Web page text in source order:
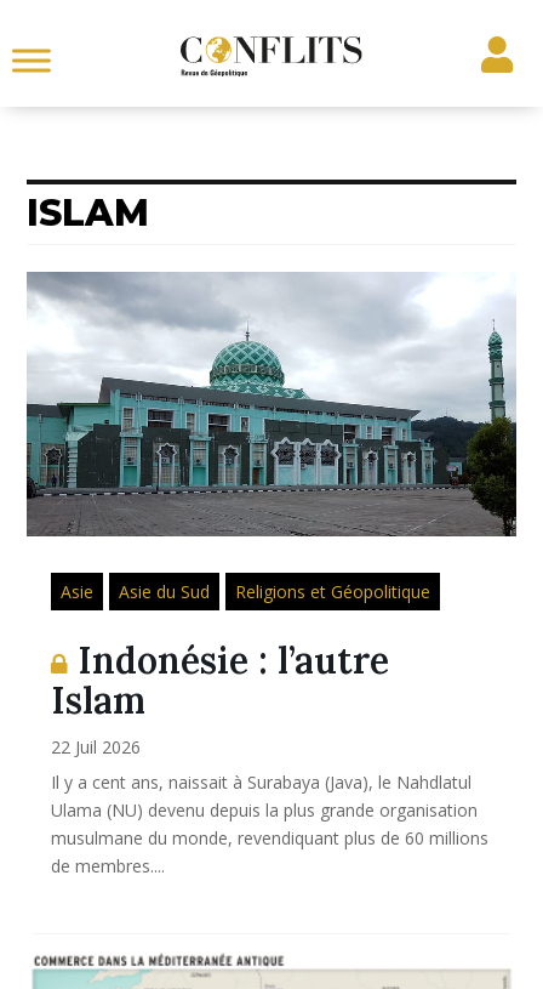
ISLAM
Asie Asie du Sud Religions et Géopolitique
Indonésie : l’autre
Islam
22 Juil 2026
Il y a cent ans, naissait à Surabaya (Java), le Nahdlatul
Ulama (NU) devenu depuis la plus grande organisation
musulmane du monde, revendiquant plus de 60 millions
de membres....